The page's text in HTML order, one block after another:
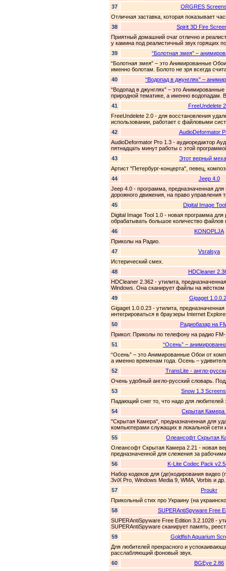
37
ORGRES
Отличная заставка, которая показывает
38
Spirit 3D Fire
Приятный домашний очаг отлично и
у камина под реалистичный звук горящих
39
“Болотная змея” –
“Болотная змея” – это Анимированные
именно болотам. Болото не зря всегда
40
“Водопад в джунглях” –
“Водопад в джунглях” – это
природной тематике, а именно водопадам.
41
FreeUndelete
FreeUndelete 2.0 - для восстановления
использовании, работает с файловыми
42
AudioDeformator
AudioDeformator Pro 1.3 - аудиоредактор
пятнадцать минут работы с этой
43
Этот верный
Артист "Петербург-концерта", певец,
44
Jeep 4.0
Jeep 4.0 - программа, предназначенная
дорожного движения, на право управления
45
Digital Image
Digital Image Tool 1.0 - новая программа
обрабатывать большое количество
46
KONOPLJA
Приколы на Радио.
47
Vsralsya
Истерический смех.
48
HDCleaner
HDCleaner 2.362 - утилита,
Windows. Она сканирует файлы на
49
Gigaget
Gigaget 1.0.0.23 - утилита,
интегрироваться в браузеры Internet
50
Радиобазар на
Прикол: Приколы по телефону на радио
51
“Осень” –
“Осень” – это Анимированные Обои от
а именно временам года. Осень –
52
TransLite - англо-
Очень удобный англо-русский словарь.
53
Snow 1.3
Падающий снег то, что надо для любителей
54
Скрытая Камера
"Скрытая Камера", предназначенная для
компьютерами служащих в локальной сети
55
Олеансофт Скрытая
Олеансофт Скрытая Камера 2.21 - новая
предназначенной для слежения за
56
K-Lite Codec Pack
Набор кодеков для (де)кодирования видео
3viX Pro, Windows Media 9, WMA, Vorbis и др.
57
Proukr
Прикольный стих про Украину (на
58
SUPERAntiSpyware Free
SUPERAntiSpyware Free Edition 3.2.1028 -
SUPERAntiSpyware сканирует память,
59
Goldfish Aquarium
Для любителей прекрасного и
расслабляющий фоновый звук.
60
BGEye 2.86